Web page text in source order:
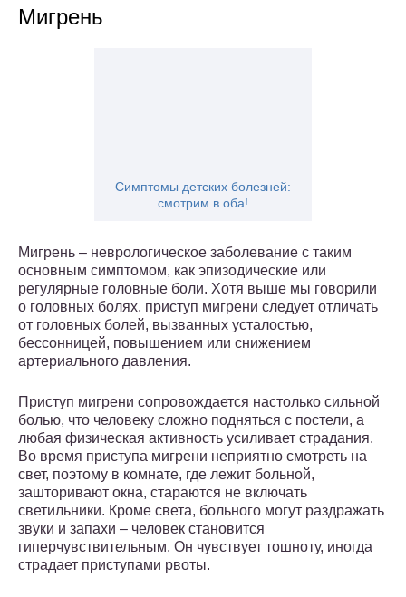
Мигрень
Симптомы детских болезней:
смотрим в оба!
Мигрень – неврологическое заболевание с таким
основным симптомом, как эпизодические или
регулярные головные боли. Хотя выше мы говорили
о головных болях, приступ мигрени следует отличать
от головных болей, вызванных усталостью,
бессонницей, повышением или снижением
артериального давления.
Приступ мигрени сопровождается настолько сильной
болью, что человеку сложно подняться с постели, а
любая физическая активность усиливает страдания.
Во время приступа мигрени неприятно смотреть на
свет, поэтому в комнате, где лежит больной,
зашторивают окна, стараются не включать
светильники. Кроме света, больного могут раздражать
звуки и запахи – человек становится
гиперчувствительным. Он чувствует тошноту, иногда
страдает приступами рвоты.